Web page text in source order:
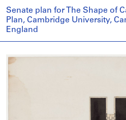
Senate plan for The Shape of
Plan, Cambridge University,
England